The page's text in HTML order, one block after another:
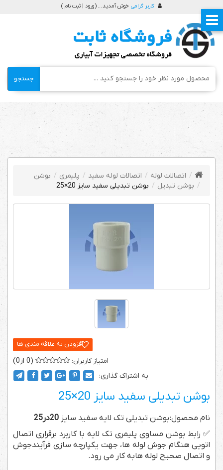
کاربر گرامی خوش آمدید ... (ورود | ثبت نام )
جستجو
اتصالات لوله اتصالات لوله سفید پلیمری
بوشن
بوشن تبدیل
بوشن تبدیلی سفید سایز 20×25
0
0
به اشتراک گذاری:
بوشن تبدیلی سفید سایز 20×25
نام محصول: بوشن تبدیلی تک لایه سفید سایز 20در25
✅ رابط بوشن مساوی پلیمری تک لایه با کاربرد برقراری اتصال
اتویی هنگام جوش لوله ها، جهت یکپارچه سازی فرآیندجوش
و اتصال صحیح لوله هابه کار می رود.